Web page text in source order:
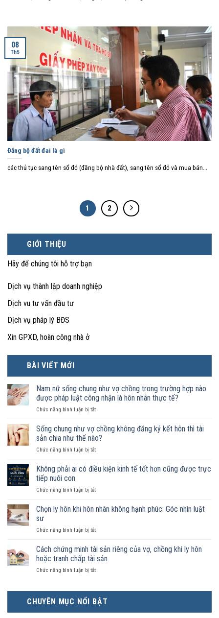
GIỚI THIỆU
Hãy để chúng tôi hỗ trợ bạn
Dịch vụ thành lập doanh nghiệp
Dịch vu tư vấn đầu tư
Dịch vụ pháp lý BĐS
Xin GPXD, hoàn công nhà ở
BÀI VIẾT MỚI
Nam nữ sống chung như vợ chồng trong trường hợp nào
được pháp luật công nhận là hôn nhân thực tế?
Chức năng bình luận bị tắtở
nữ
sống
chung
như
chồng
hợp
được
công
là
hôn
Sống chung như vợ chồng không đăng ký kết hôn thì tài
sản chia như thế nào?
Chức năng bình luận bị tắtở
chung
chồng
đăng
hôn
tài
sản
như
nào?
Không phải ai có điều kiện kinh tế tốt hơn cũng được trực
tiếp nuôi con
Chức năng bình luận bị tắtở
phải
điều
kinh
tế
hơn
trực
tiếp
nuôi
Chọn ly hôn khi hôn nhân không hạnh phúc: Góc nhìn luật
sư
Chức năng bình luận bị tắtở
ly
hôn
khi
hôn
hạnh
phúc:
Góc
Cách chứng minh tài sản riêng của vợ, chồng khi ly hôn
hoặc tranh chấp tài sản
Chức năng bình luận bị tắtở
tài
sản
CHUYÊN MỤC NỔI BẬT
Đăng bộ đất đai là gì
các thủ tục sang tên sổ đỏ (đăng bộ nhà đất), sang tên sổ đỏ và mua bán...
08
Th5
1 2